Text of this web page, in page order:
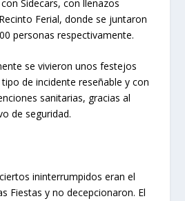
Sidecars, con llenazos
Ferial, donde se juntaron
personas respectivamente.
se vivieron unos festejos
de incidente reseñable y con
sanitarias, gracias al
de seguridad.
ininterrumpidos eran el
Fiestas y no decepcionaron. El